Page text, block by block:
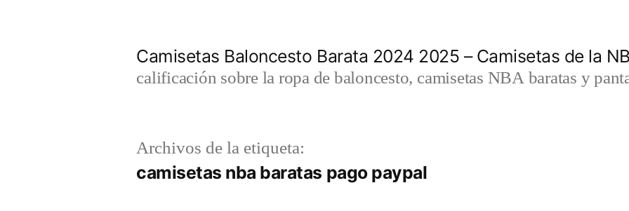
Camisetas Baloncesto Barata 2024 2025 – Camisetas de la
calificación sobre la ropa de baloncesto, camisetas NBA baratas y
Archivos de la etiqueta:
camisetas nba baratas pago paypal